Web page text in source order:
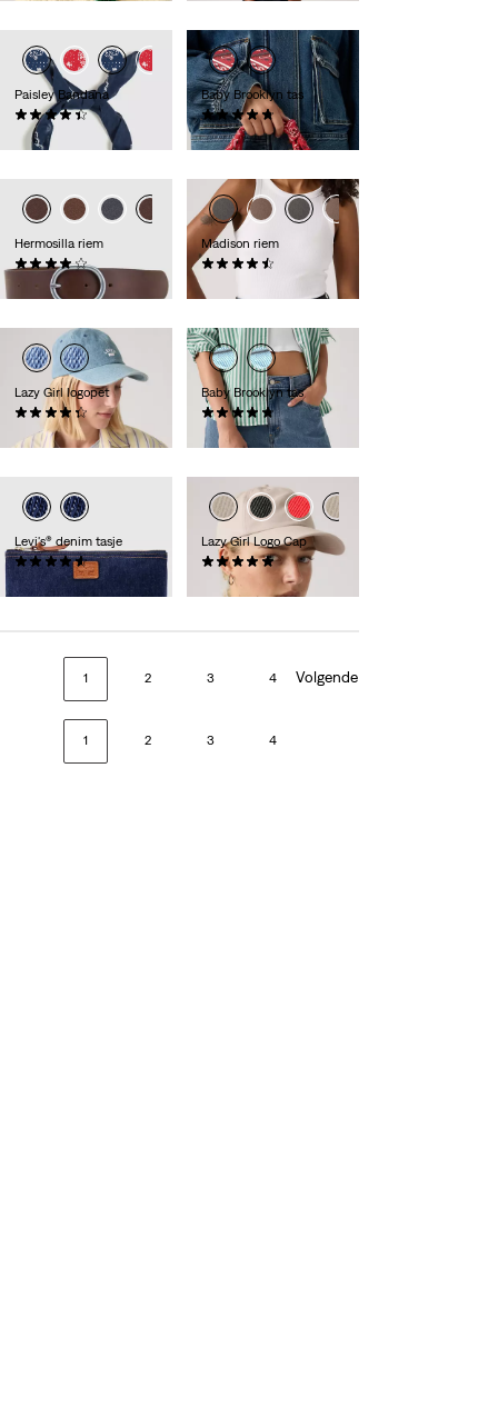
Paisley Bandana
(74)
€ 14,95
Baby Brooklyn tas
(26)
€ 39,95
Hermosilla riem
(89)
€ 29,95
Madison riem
€ 39,95
Lazy Girl logopet
(20)
€ 29,95
Baby Brooklyn tas
(31)
€ 39,95
Levi's® denim tasje
(37)
€ 29,95
Lazy Girl Logo Cap
(3)
€ 24,95
1 2 3 4 Volgende
1 2 3 4